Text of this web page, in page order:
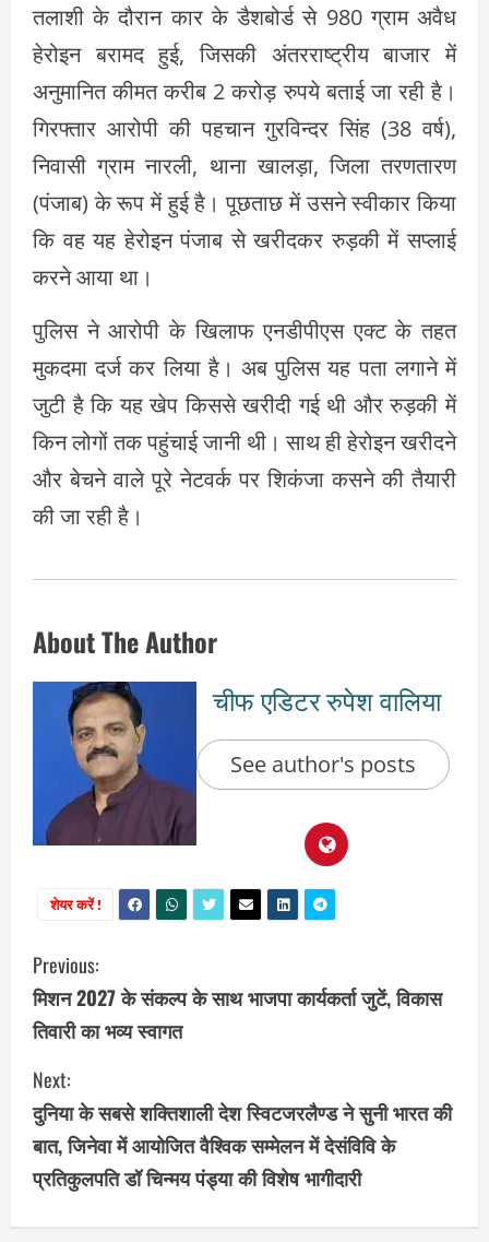
तलाशी के दौरान कार के डैशबोर्ड से 980 ग्राम अवैध
हेरोइन बरामद हुई, जिसकी अंतरराष्ट्रीय बाजार में
अनुमानित कीमत करीब 2 करोड़ रुपये बताई जा रही है।
गिरफ्तार आरोपी की पहचान गुरविन्दर सिंह (38 वर्ष),
निवासी ग्राम नारली, थाना खालड़ा, जिला तरणतारण
(पंजाब) के रूप में हुई है। पूछताछ में उसने स्वीकार किया
कि वह यह हेरोइन पंजाब से खरीदकर रुड़की में सप्लाई
करने आया था।
पुलिस ने आरोपी के खिलाफ एनडीपीएस एक्ट के तहत
मुकदमा दर्ज कर लिया है। अब पुलिस यह पता लगाने में
जुटी है कि यह खेप किससे खरीदी गई थी और रुड़की में
किन लोगों तक पहुंचाई जानी थी। साथ ही हेरोइन खरीदने
और बेचने वाले पूरे नेटवर्क पर शिकंजा कसने की तैयारी
की जा रही है।
About The Author
चीफ एडिटर रुपेश वालिया
See author's posts
शेयर करें !
C
o
n
t
i
n
Previous:
मिशन 2027 के संकल्प के साथ भाजपा कार्यकर्ता जुटें, विकास
तिवारी का भव्य स्वागत
Next:
दुनिया के सबसे शक्तिशाली देश स्विटजरलैण्ड ने सुनी भारत की
बात, जिनेवा में आयोजित वैश्विक सम्मेलन में देसंविवि के
प्रतिकुलपति डॉ चिन्मय पंड्या की विशेष भागीदारी